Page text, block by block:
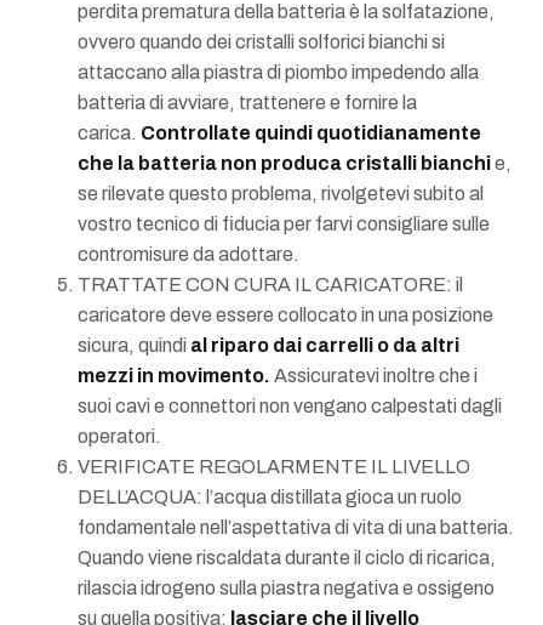
perdita prematura della batteria è la solfatazione,
ovvero quando dei cristalli solforici bianchi si
attaccano alla piastra di piombo impedendo alla
batteria di avviare, trattenere e fornire la
carica. Controllate quindi quotidianamente
che la batteria non produca cristalli bianchie,
se rilevate questo problema, rivolgetevi subito al
vostro tecnico di fiducia per farvi consigliare sulle
contromisure da adottare.
TRATTATE CON CURA IL CARICATORE: il
caricatore deve essere collocato in una posizione
sicura, quindi al riparo dai carrelli o da altri
mezzi in movimento. Assicuratevi inoltre che i
suoi cavi e connettori non vengano calpestati dagli
operatori.
VERIFICATE REGOLARMENTE IL LIVELLO
DELL’ACQUA: l’acqua distillata gioca un ruolo
fondamentale nell’aspettativa di vita di una batteria.
Quando viene riscaldata durante il ciclo di ricarica,
rilascia idrogeno sulla piastra negativa e ossigeno
su quella positiva: lasciare che il livello